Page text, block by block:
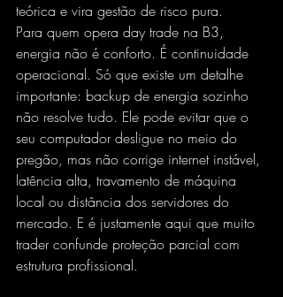
teórica e vira gestão de risco pura.
Para quem opera day trade na B3,
energia não é conforto. É continuidade
operacional. Só que existe um detalhe
importante: backup de energia sozinho
não resolve tudo. Ele pode evitar que o
seu computador desligue no meio do
pregão, mas não corrige internet instável,
latência alta, travamento de máquina
local ou distância dos servidores do
mercado. E é justamente aqui que muito
trader confunde proteção parcial com
estrutura profissional.